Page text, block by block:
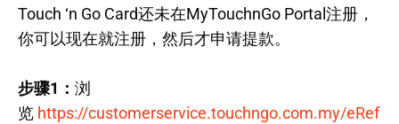
Touch ‘n Go Card还未在MyTouchnGo Portal注册，
你可以现在就注册，然后才申请提款。
步骤1： 浏
览 https://customerservice.touchngo.com.my/eRef